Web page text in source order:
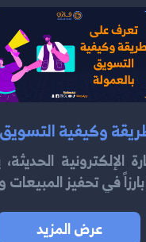
الإلكترونية
في تحفيز المبيعات
عرض المزيد